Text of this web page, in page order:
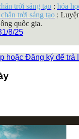
trời sáng tạo ; hóa
trời sáng tạo ;
quốc gia.
8/25
hoặc Đăng ký để trả